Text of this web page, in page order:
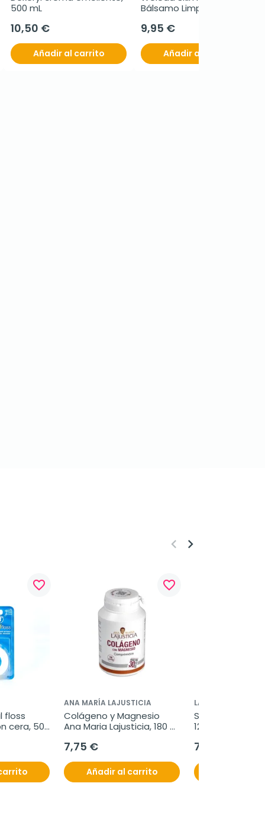
500 mL
10,50 €
Añadir al carrito
Bálsamo Limpiador, 75ml
9,95 €
Añadir al carrito
favorite_border
floss
cera, 50
favorite_border
ANA MARÍA LAJUSTICIA
Colágeno y Magnesio
Ana Maria Lajusticia, 180
7,75 €
Añadir al carrito
LACER
Sensilacer gel
125 ml
7,35 €
keyboard_arrow_left keyboard_arrow_right